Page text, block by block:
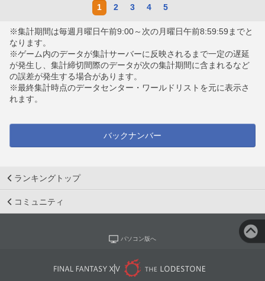
1 2 3 4 5
※集計期間は毎週月曜日午前9:00～次の月曜日午前8:59:59までと
なります。
※ゲーム内のデータが集計サーバーに反映されるまで一定の遅延
が発生し、集計締切間際のデータが次の集計期間に含まれるなど
の誤差が発生する場合があります。
※最終集計時点のデータセンター・ワールドリストを元に表示さ
れます。
バックナンバー
ランキングトップ
コミュニティ
パソコン版へ